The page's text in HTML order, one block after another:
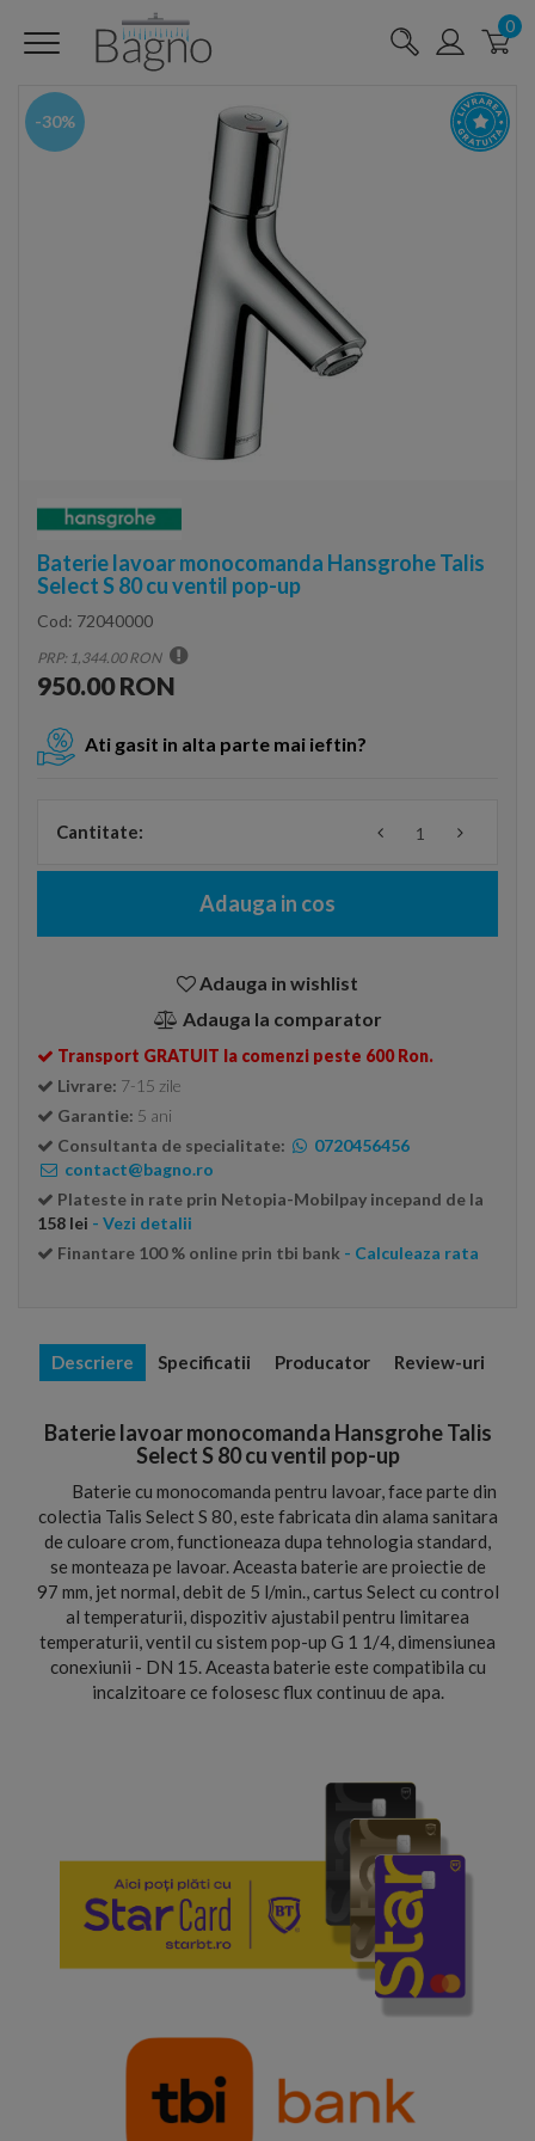
0
-30%
Baterie lavoar monocomanda Hansgrohe Talis
Select S 80 cu ventil pop-up
Cod: 72040000
PRP: 1,344.00 RON
950.00 RON
Ati gasit in alta parte mai ieftin?
Cantitate:
Adauga in cos
Adauga in wishlist
Adauga la comparator
Transport GRATUIT la comenzi peste 600 Ron.
Livrare: 7-15 zile
Garantie: 5 ani
Consultanta de specialitate:
0720456456
contact@bagno.ro
Plateste in rate prin Netopia-Mobilpay incepand de la
158 lei - Vezi detalii
Finantare 100 % online prin tbi bank - Calculeaza rata
Descriere Specificatii Producator Review-uri
Baterie lavoar monocomanda Hansgrohe Talis
Select S 80 cu ventil pop-up
Baterie cu monocomanda pentru lavoar, face parte din
colectia Talis Select S 80, este fabricata din alama sanitara
de culoare crom, functioneaza dupa tehnologia standard,
se monteaza pe lavoar. Aceasta baterie are proiectie de
97 mm, jet normal, debit de 5 l/min., cartus Select cu control
al temperaturii, dispozitiv ajustabil pentru limitarea
temperaturii, ventil cu sistem pop-up G 1 1/4, dimensiunea
conexiunii - DN 15. Aceasta baterie este compatibila cu
incalzitoare ce folosesc flux continuu de apa.